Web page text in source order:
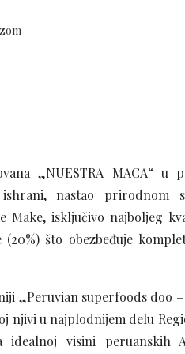
„NUESTRA MACA“
nastao prirodnom
Make, isključivo najboljeg
(20%) što obezbeđuje
„Peruvian superfoods doo
njivi u najplodnijem delu
idealnoj visini peruanskih